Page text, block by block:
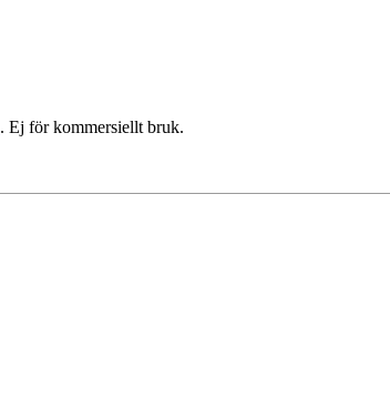
. Ej för kommersiellt bruk.